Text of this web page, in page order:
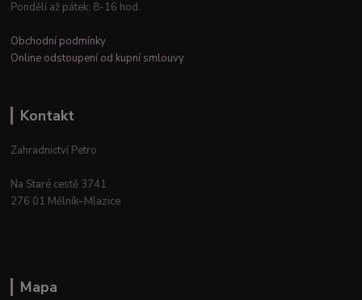
Pondělí až pátek: 8-16 hod.
Obchodní podmínky
Online odstoupení od kupní smlouvy
Kontakt
Zahradnictví Petro
Na Staré cestě 3741
276 01 Mělník–Mlazice
Mapa